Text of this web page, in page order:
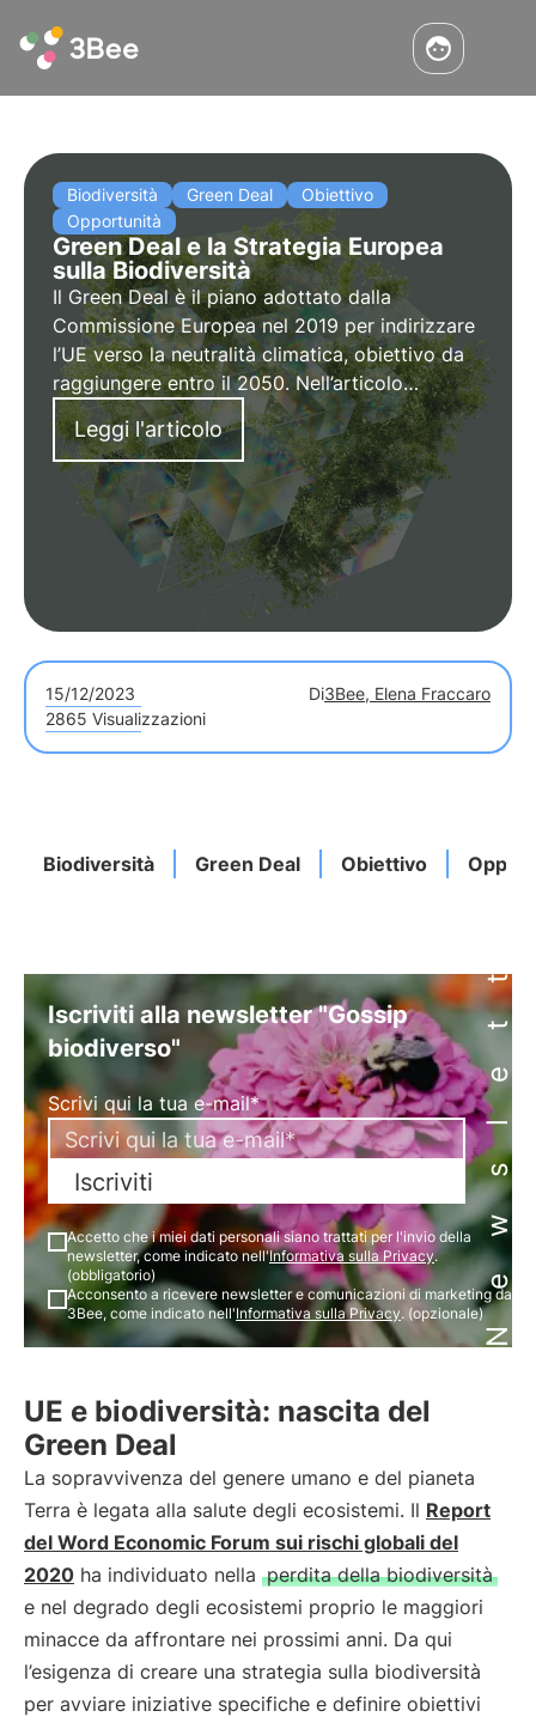
Biodiversità Green Deal
Obiettivo
Opportunità
Green Deal e la Strategia Europea
sulla Biodiversità
Il Green Deal è il piano adottato dalla
Commissione Europea nel 2019 per indirizzare
l’UE verso la neutralità climatica, obiettivo da
raggiungere entro il 2050. Nell’articolo
approfondiremo le proposte avanzate per
superare le sfide ambientali e trasformare
l’Unione Europea in un’economia moderna.
Leggi l'articolo
15/12/2023 Di3Bee, Elena Fraccaro
2865 Visualizzazioni
Biodiversità Green Deal Obiettivo Newsletter
Iscriviti alla newsletter "Gossip
biodiverso"
Scrivi qui la tua e-mail*
Iscriviti
Accetto che i miei dati personali siano trattati per l'invio della
newsletter, come indicato nell'Informativa sulla Privacy.
(obbligatorio)
Acconsento a ricevere newsletter e comunicazioni di marketing da
3Bee, come indicato nell'Informativa sulla Privacy. (opzionale)
UE e biodiversità: nascita del
Green Deal
La sopravvivenza del genere umano e del pianeta
Terra è legata alla salute degli ecosistemi. Il Report
del Word Economic Forum sui rischi globali del
2020 ha individuato nella perdita della biodiversità
e nel degrado degli ecosistemi proprio le maggiori
minacce da affrontare nei prossimi anni. Da qui
l’esigenza di creare una strategia sulla biodiversità
per avviare iniziative specifiche e definire obiettivi